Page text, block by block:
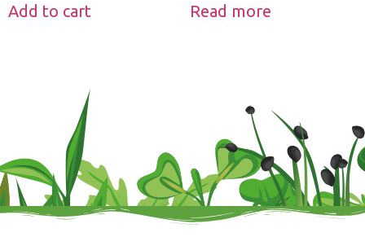
Add to cart Read more